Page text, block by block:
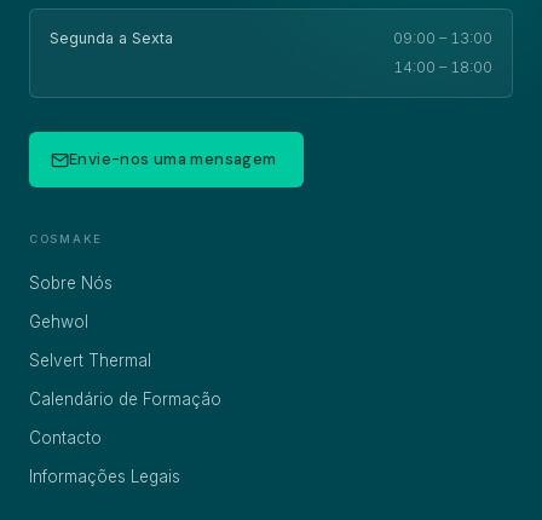
Segunda a Sexta
09:00 – 13:00
14:00 – 18:00
Envie-nos uma mensagem
COSMAKE
Sobre Nós
Gehwol
Selvert Thermal
Calendário de Formação
Contacto
Informações Legais